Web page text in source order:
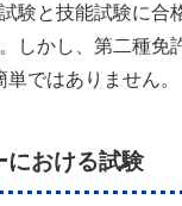
験と技能試験に合
しかし、第二種免
ではありません。
における試験